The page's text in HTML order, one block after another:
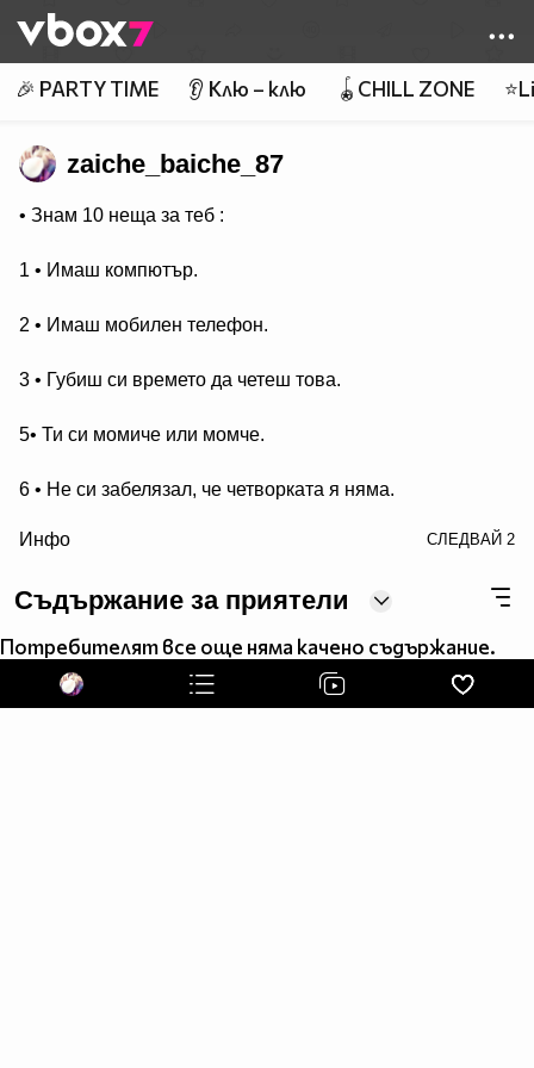
👾
🎉 PARTY TIME 👂 Клю – клю 🪀CHILL ZONE
zaiche_baiche_87
• Знам 10 неща за теб :
1 • Имаш компютър.
2 • Имаш мобилен телефон.
3 • Губиш си времето да четеш това.
5• Ти си момиче или момче.
6 • Не си забелязал, че четворката я няма.
7 • Поглеждаш към четворката.
8 • Леле .. къде е двойката ?!
9 • Поглеждаш към двойката .. и разбираш, че те
преметнах. :D
Инфо СЛЕДВАЙ 2
Съдържание за приятели
Потребителят все още няма качено съдържание.